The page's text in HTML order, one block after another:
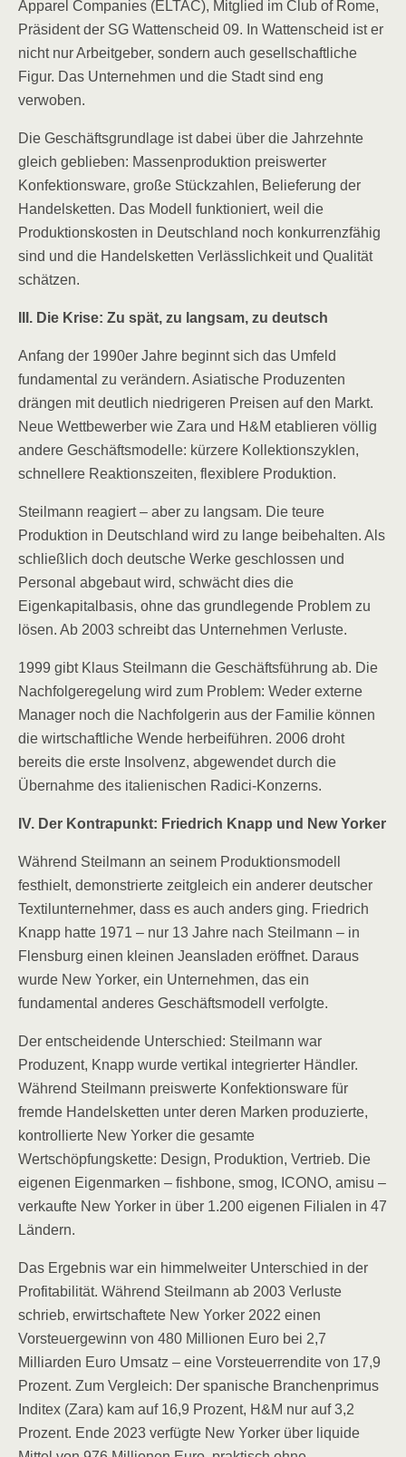
Apparel Companies (ELTAC), Mitglied im Club of Rome,
Präsident der SG Wattenscheid 09. In Wattenscheid ist er
nicht nur Arbeitgeber, sondern auch gesellschaftliche
Figur. Das Unternehmen und die Stadt sind eng
verwoben.
Die Geschäftsgrundlage ist dabei über die Jahrzehnte
gleich geblieben: Massenproduktion preiswerter
Konfektionsware, große Stückzahlen, Belieferung der
Handelsketten. Das Modell funktioniert, weil die
Produktionskosten in Deutschland noch konkurrenzfähig
sind und die Handelsketten Verlässlichkeit und Qualität
schätzen.
III. Die Krise: Zu spät, zu langsam, zu deutsch
Anfang der 1990er Jahre beginnt sich das Umfeld
fundamental zu verändern. Asiatische Produzenten
drängen mit deutlich niedrigeren Preisen auf den Markt.
Neue Wettbewerber wie Zara und H&M etablieren völlig
andere Geschäftsmodelle: kürzere Kollektionszyklen,
schnellere Reaktionszeiten, flexiblere Produktion.
Steilmann reagiert – aber zu langsam. Die teure
Produktion in Deutschland wird zu lange beibehalten. Als
schließlich doch deutsche Werke geschlossen und
Personal abgebaut wird, schwächt dies die
Eigenkapitalbasis, ohne das grundlegende Problem zu
lösen. Ab 2003 schreibt das Unternehmen Verluste.
1999 gibt Klaus Steilmann die Geschäftsführung ab. Die
Nachfolgeregelung wird zum Problem: Weder externe
Manager noch die Nachfolgerin aus der Familie können
die wirtschaftliche Wende herbeiführen. 2006 droht
bereits die erste Insolvenz, abgewendet durch die
Übernahme des italienischen Radici-Konzerns.
IV. Der Kontrapunkt: Friedrich Knapp und New Yorker
Während Steilmann an seinem Produktionsmodell
festhielt, demonstrierte zeitgleich ein anderer deutscher
Textilunternehmer, dass es auch anders ging. Friedrich
Knapp hatte 1971 – nur 13 Jahre nach Steilmann – in
Flensburg einen kleinen Jeansladen eröffnet. Daraus
wurde New Yorker, ein Unternehmen, das ein
fundamental anderes Geschäftsmodell verfolgte.
Der entscheidende Unterschied: Steilmann war
Produzent, Knapp wurde vertikal integrierter Händler.
Während Steilmann preiswerte Konfektionsware für
fremde Handelsketten unter deren Marken produzierte,
kontrollierte New Yorker die gesamte
Wertschöpfungskette: Design, Produktion, Vertrieb. Die
eigenen Eigenmarken – fishbone, smog, ICONO, amisu –
verkaufte New Yorker in über 1.200 eigenen Filialen in 47
Ländern.
Das Ergebnis war ein himmelweiter Unterschied in der
Profitabilität. Während Steilmann ab 2003 Verluste
schrieb, erwirtschaftete New Yorker 2022 einen
Vorsteuergewinn von 480 Millionen Euro bei 2,7
Milliarden Euro Umsatz – eine Vorsteuerrendite von 17,9
Prozent. Zum Vergleich: Der spanische Branchenprimus
Inditex (Zara) kam auf 16,9 Prozent, H&M nur auf 3,2
Prozent. Ende 2023 verfügte New Yorker über liquide